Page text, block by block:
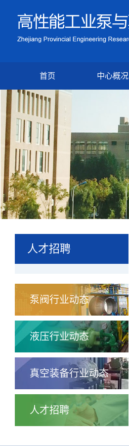
首页 中心概况
人才招聘
泵阀行业动态
液压行业动态
真空装备行业动态
人才招聘